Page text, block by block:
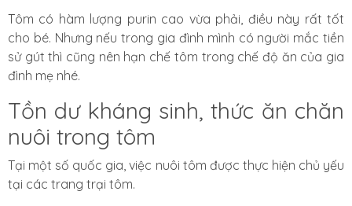
Tôm có hàm lượng purin cao vừa phải, điều này rất tốt
cho bé. Nhưng nếu trong gia đình mình có người mắc tiền
sử gút thì cũng nên hạn chế tôm trong chế độ ăn của gia
đình mẹ nhé.
Tồn dư kháng sinh, thức ăn chăn
nuôi trong tôm
Tại một số quốc gia, việc nuôi tôm được thực hiện chủ yếu
tại các trang trại tôm.